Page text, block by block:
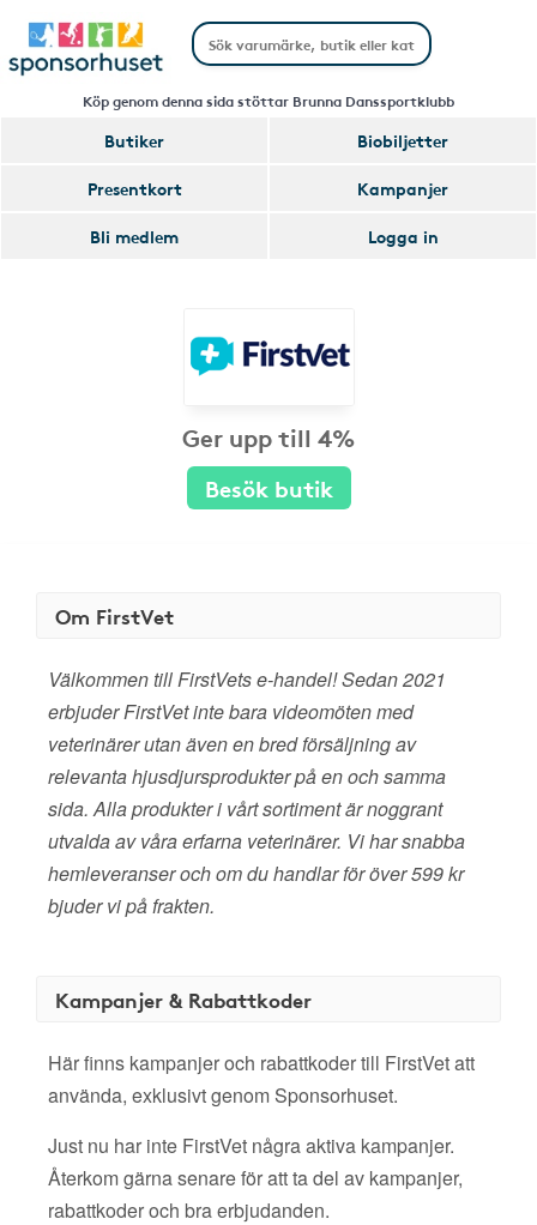
Köp genom denna sida stöttar Brunna Danssportklubb
Butiker
Biobiljetter
Presentkort
Kampanjer
Bli medlem
Logga in
Ger upp till 4%
Besök butik
Om FirstVet
Välkommen till FirstVets e-handel! Sedan 2021
erbjuder FirstVet inte bara videomöten med
veterinärer utan även en bred försäljning av
relevanta hjusdjursprodukter på en och samma
sida. Alla produkter i vårt sortiment är noggrant
utvalda av våra erfarna veterinärer. Vi har snabba
hemleveranser och om du handlar för över 599 kr
bjuder vi på frakten.
Kampanjer & Rabattkoder
Här finns kampanjer och rabattkoder till FirstVet att
använda, exklusivt genom Sponsorhuset.
Just nu har inte FirstVet några aktiva kampanjer.
Återkom gärna senare för att ta del av kampanjer,
rabattkoder och bra erbjudanden.